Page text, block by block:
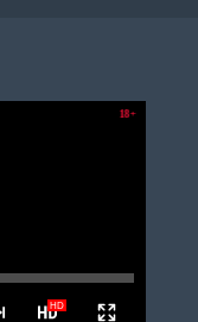
18+
HD